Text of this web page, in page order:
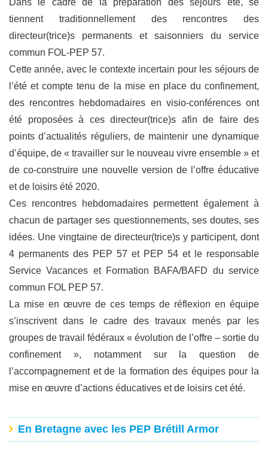
tiennent traditionnellement des rencontres des
directeur(trice)s permanents et saisonniers du service
commun FOL-PEP 57.
Cette année, avec le contexte incertain pour les séjours de
l’été et compte tenu de la mise en place du confinement,
des rencontres hebdomadaires en visio-conférences ont
été proposées à ces directeur(trice)s afin de faire des
points d’actualités réguliers, de maintenir une dynamique
d’équipe, de « travailler sur le nouveau vivre ensemble » et
de co-construire une nouvelle version de l’offre éducative
et de loisirs été 2020.
Ces rencontres hebdomadaires permettent également à
chacun de partager ses questionnements, ses doutes, ses
idées. Une vingtaine de directeur(trice)s y participent, dont
4 permanents des PEP 57 et PEP 54 et le responsable
Service Vacances et Formation BAFA/BAFD du service
commun FOL PEP 57.
La mise en œuvre de ces temps de réflexion en équipe
s’inscrivent dans le cadre des travaux menés par les
groupes de travail fédéraux « évolution de l’offre – sortie du
confinement », notamment sur la question de
l’accompagnement et de la formation des équipes pour la
mise en œuvre d’actions éducatives et de loisirs cet été.
En Bretagne avec les PEP Brétill Armor